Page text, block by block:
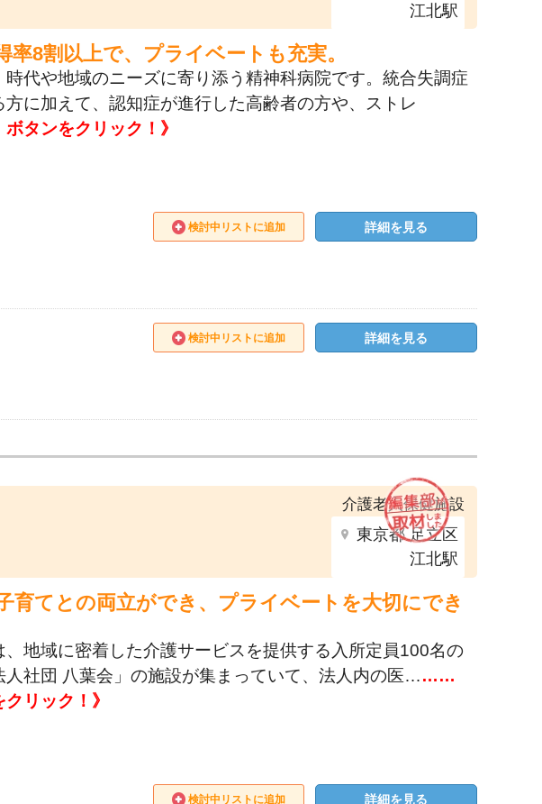
江北駅
8割以上で、プライベートも充実。
代や地域のニーズに寄り添う精神科病院です。統合失調症
に加えて、認知症が進行した高齢者の方や、ストレ
タンをクリック！》
検討中リストに追加 詳細を見る
検討中リストに追加 詳細を見る
介護老人保健施設
東京都 足立区
江北駅
育てとの両立ができ、プライベートを大切にでき
地域に密着した介護サービスを提供する入所定員100名の
社団 八葉会」の施設が集まっていて、法人内の医………
リック！》
検討中リストに追加 詳細を見る